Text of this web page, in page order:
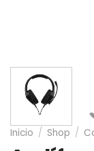
Inicio / Shop /